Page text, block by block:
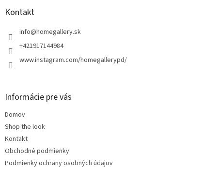
Kontakt
info@homegallery.sk
+421917144984
www.instagram.com/homegallerypd/
Informácie pre vás
Domov
Shop the look
Kontakt
Obchodné podmienky
Podmienky ochrany osobných údajov